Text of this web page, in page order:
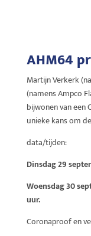
AHM64
Martijn Verkerk
(namens Ampco
bijwonen van een
unieke kans om
data/tijden:
Dinsdag 29
Woensdag 30
uur.
Coronaproof en